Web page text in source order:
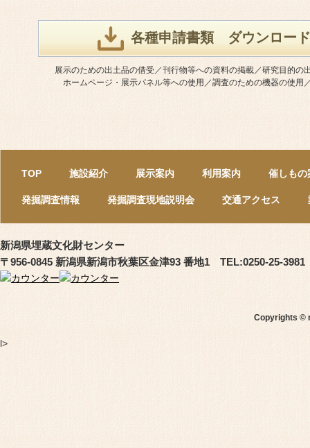
各種申請書類 ダウンロード
展示のための出土品の借受／刊行物等への資料の掲載／研究目的の
ホームページ・展示パネル等への使用／調査のための機器の使用
TOP 施設紹介 展示案内 利用案内 催しもの
発掘調査情報 発掘調査現地説明会 交通アクセス
新潟県埋蔵文化財センター
〒956-0845 新潟県新潟市秋葉区金津93 番地1 TEL:0250-25-3981
Copyrights ©
l>